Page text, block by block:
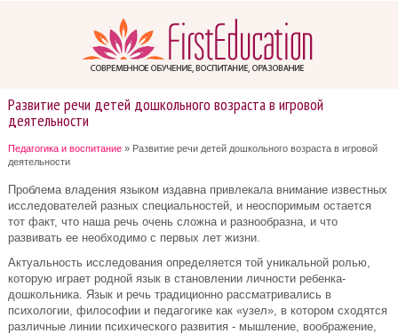
Развитие речи детей дошкольного возраста в игровой
деятельности
Педагогика и воспитание » Развитие речи детей дошкольного возраста в игровой
деятельности
Проблема владения языком издавна привлекала внимание известных
исследователей разных специальностей, и неоспоримым остается
тот факт, что наша речь очень сложна и разнообразна, и что
развивать ее необходимо с первых лет жизни.
Актуальность исследования определяется той уникальной ролью,
которую играет родной язык в становлении личности ребенка-
дошкольника. Язык и речь традиционно рассматривались в
психологии, философии и педагогике как «узел», в котором сходятся
различные линии психического развития - мышление, воображение,